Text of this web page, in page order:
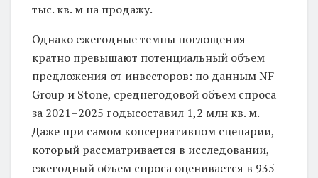
тыс. кв. м на продажу.
Однако ежегодные темпы поглощения
кратно превышают потенциальный объем
предложения от инвесторов: по данным NF
Group и Stone, среднегодовой объем спроса
за 2021–2025 годысоставил 1,2 млн кв. м.
Даже при самом консервативном сценарии,
который рассматривается в исследовании,
ежегодный объем спроса оценивается в 935